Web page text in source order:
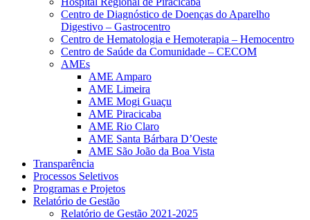
Centro de Diagnóstico de Doenças do Aparelho
Digestivo – Gastrocentro
Centro de Hematologia e Hemoterapia – Hemocentro
Centro de Saúde da Comunidade – CECOM
AMEs
AME Amparo
AME Limeira
AME Mogi Guaçu
AME Piracicaba
AME Rio Claro
AME Santa Bárbara D’Oeste
AME São João da Boa Vista
Transparência
Processos Seletivos
Programas e Projetos
Relatório de Gestão
Relatório de Gestão 2021-2025